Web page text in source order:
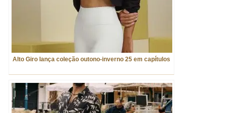
Alto Giro lança coleção outono-inverno 25 em capítulos